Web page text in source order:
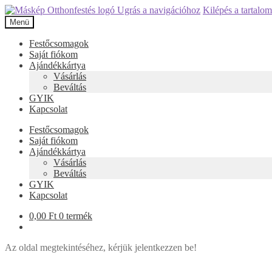
Ugrás a navigációhoz Kilépés a
Menü
Festőcsomagok
Saját fiókom
Ajándékkártya
Vásárlás
Beváltás
GYIK
Kapcsolat
Festőcsomagok
Saját fiókom
Ajándékkártya
Vásárlás
Beváltás
GYIK
Kapcsolat
0,00 Ft 0 termék
Az oldal megtekintéséhez, kérjük jelentkezzen be!